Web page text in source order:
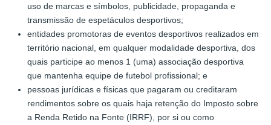
uso de marcas e símbolos, publicidade, propaganda e
transmissão de espetáculos desportivos;
entidades promotoras de eventos desportivos realizados em
território nacional, em qualquer modalidade desportiva, dos
quais participe ao menos 1 (uma) associação desportiva
que mantenha equipe de futebol profissional; e
pessoas jurídicas e físicas que pagaram ou creditaram
rendimentos sobre os quais haja retenção do Imposto sobre
a Renda Retido na Fonte (IRRF), por si ou como